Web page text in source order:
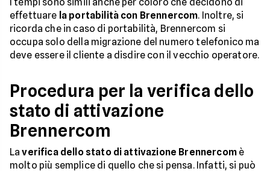
effettuare la portabilità con Brennercom. Inoltre, si
ricorda che in caso di portabilità, Brennercom si
occupa solo della migrazione del numero telefonico ma
deve essere il cliente a disdire con il vecchio operatore.
Procedura per la verifica dello
stato di attivazione
Brennercom
Laverifica dello stato di attivazione Brennercomè
molto più semplice di quello che si pensa. Infatti, si può